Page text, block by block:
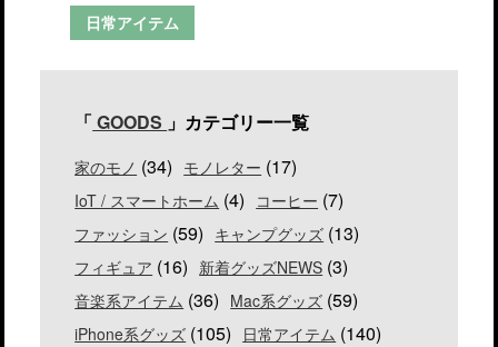
日常アイテム
「 GOODS 」カテゴリー一覧
家のモノ (34) モノレター (17)
IoT / スマートホーム (4) コーヒー (7)
ファッション (59) キャンプグッズ (13)
フィギュア (16) 新着グッズNEWS (3)
音楽系アイテム (36) Mac系グッズ (59)
iPhone系グッズ (105) 日常アイテム (140)